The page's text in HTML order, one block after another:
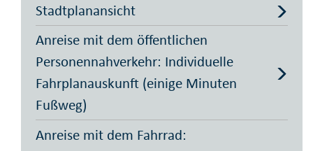
Stadtplanansicht
Anreise mit dem öffentlichen
Personennahverkehr: Individuelle
Fahrplanauskunft (einige Minuten
Fußweg)
Anreise mit dem Fahrrad: